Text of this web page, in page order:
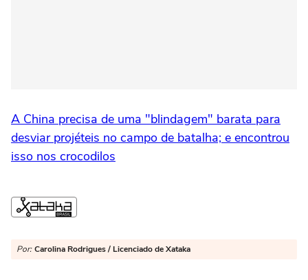
A China precisa de uma "blindagem" barata para
desviar projéteis no campo de batalha; e encontrou
isso nos crocodilos
Por: Carolina Rodrigues / Licenciado de Xataka